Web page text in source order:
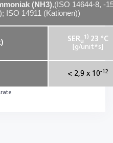
(NH3),(ISO 14644-8, -
ISO 14911 (Kationen))
SER u
1)
23 °C
[g/unit*s]
< 2,9 x 10-12